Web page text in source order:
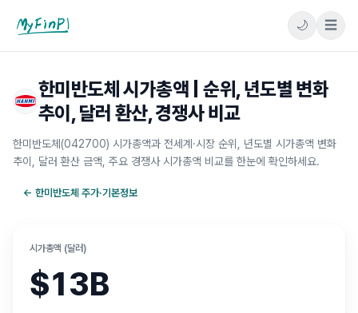
마이핀플
🌙 ☰
한미반도체 시가총액 | 순위, 년도별 변화
추이, 달러 환산, 경쟁사 비교
한미반도체(042700) 시가총액과 전세계·시장 순위, 년도별 시가총액 변화
추이, 달러 환산 금액, 주요 경쟁사 시가총액 비교를 한눈에 확인하세요.
← 한미반도체 주가·기본정보
시가총액 (달러)
$13B